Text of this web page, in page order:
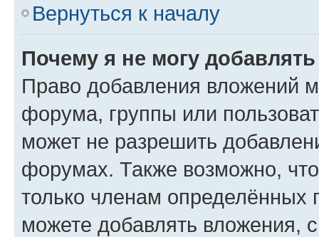
Вернуться к началу
Почему я не могу
Право добавления вложений
форума, группы или
может не разрешить
форумах. Также возможно,
только членам определённых
можете добавлять вложения,